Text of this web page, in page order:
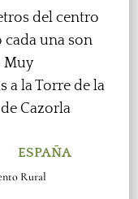
del centro
cada una son
Muy
a la Torre de la
Cazorla
ESPAÑA
Rural